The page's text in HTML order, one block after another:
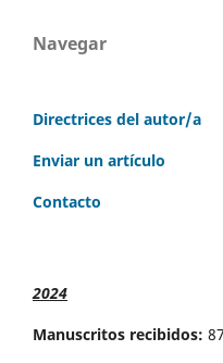
Navegar
Directrices del autor/a
Enviar un artículo
Contacto
2024
Manuscritos recibidos: 87